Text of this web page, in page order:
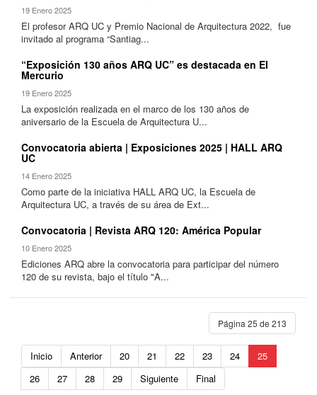
19 Enero 2025
El profesor ARQ UC y Premio Nacional de Arquitectura 2022, fue
invitado al programa “Santiag...
“Exposición 130 años ARQ UC” es destacada en El
Mercurio
19 Enero 2025
La exposición realizada en el marco de los 130 años de
aniversario de la Escuela de Arquitectura U...
Convocatoria abierta | Exposiciones 2025 | HALL ARQ
UC
14 Enero 2025
Como parte de la iniciativa HALL ARQ UC, la Escuela de
Arquitectura UC, a través de su área de Ext...
Convocatoria | Revista ARQ 120: América Popular
10 Enero 2025
Ediciones ARQ abre la convocatoria para participar del número
120 de su revista, bajo el título "A...
Página 25 de 213
Inicio Anterior 20 21 22 23 24
25
26
27 28 29 Siguiente Final